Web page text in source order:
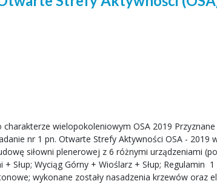
wielopokoleniowym OSA 2019 Przyznane
nr 1 pn. Otwarte Strefy Aktywności OSA - 2019
siłowni plenerowej z 6 różnymi urządzeniami
Wyciąg Górny + Wioślarz + Słup; Regulamin 
wykonane zostały nasadzenia krzewów oraz